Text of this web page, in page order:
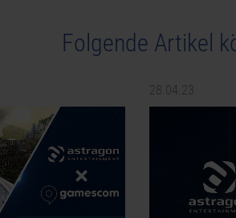
Folgende Artikel
28.04.23